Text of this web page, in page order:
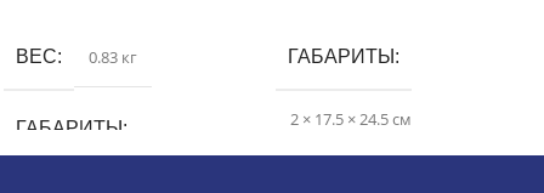
ВЕС 0.83 кг
ГАБАРИТЫ
ГАБАРИТЫ
2 × 17.5 × 24.5 см